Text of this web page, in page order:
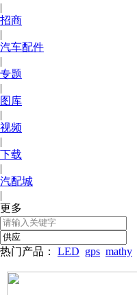
|
招商
|
汽车配件
|
专题
|
图库
|
视频
|
下载
|
汽配城
|
更多
热门产品： LED gps mathy